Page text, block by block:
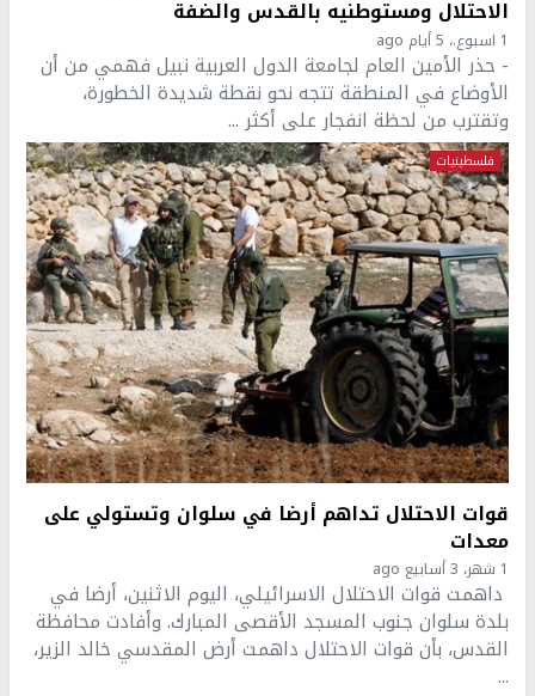
الاحتلال ومستوطنيه بالقدس والضفة
1 اسبوع.، 5 أيام ago
- حذر الأمين العام لجامعة الدول العربية نبيل فهمي من أن
الأوضاع في المنطقة تتجه نحو نقطة شديدة الخطورة،
وتقترب من لحظة انفجار على أكثر ...
فلسطينيات
قوات الاحتلال تداهم أرضا في سلوان وتستولي على
معدات
1 شهر، 3 أسابيع ago
داهمت قوات الاحتلال الاسرائيلي، اليوم الاثنين، أرضا في
بلدة سلوان جنوب المسجد الأقصى المبارك. وأفادت محافظة
القدس، بأن قوات الاحتلال داهمت أرض المقدسي خالد الزير،
...